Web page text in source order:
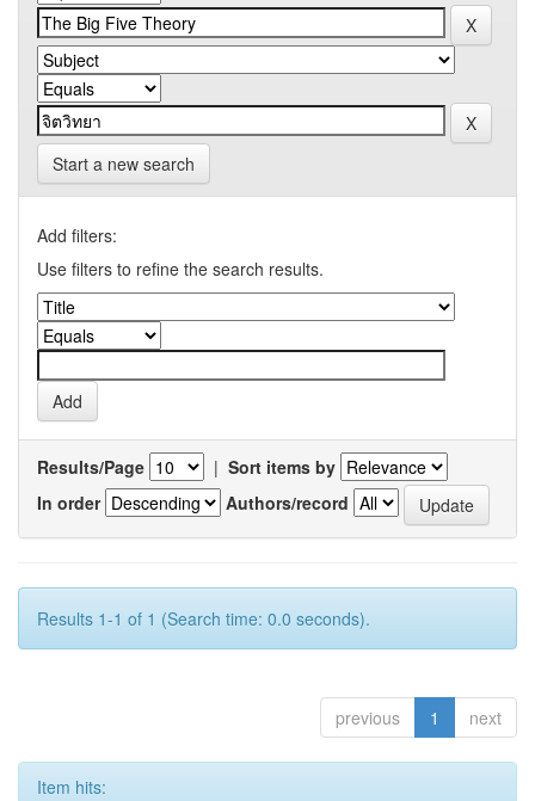
Start a new search
Add filters:
Use filters to refine the search results.
Results/Page | Sort items by
In order
Authors/record
Results 1-1 of 1 (Search time: 0.0 seconds).
previous 1 next
Item hits: